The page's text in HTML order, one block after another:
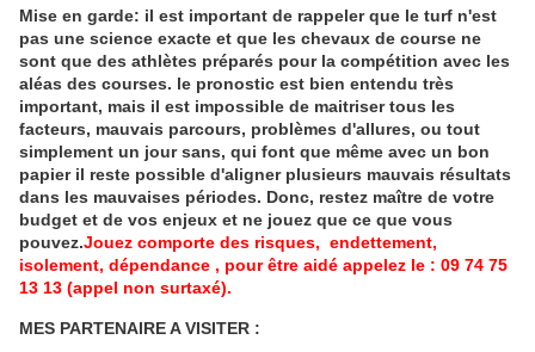
Mise en garde: il est important de rappeler que le turf n'est
pas une science exacte et que les chevaux de course ne
sont que des athlètes préparés pour la compétition avec les
aléas des courses. le pronostic est bien entendu très
important, mais il est impossible de maitriser tous les
facteurs, mauvais parcours, problèmes d'allures, ou tout
simplement un jour sans, qui font que même avec un bon
papier il reste possible d'aligner plusieurs mauvais résultats
dans les mauvaises périodes. Donc, restez maître de votre
budget et de vos enjeux et ne jouez que ce que vous
pouvez.Jouez comporte des risques, endettement,
isolement, dépendance , pour être aidé appelez le : 09 74 75
13 13 (appel non surtaxé).
MES PARTENAIRE A VISITER :